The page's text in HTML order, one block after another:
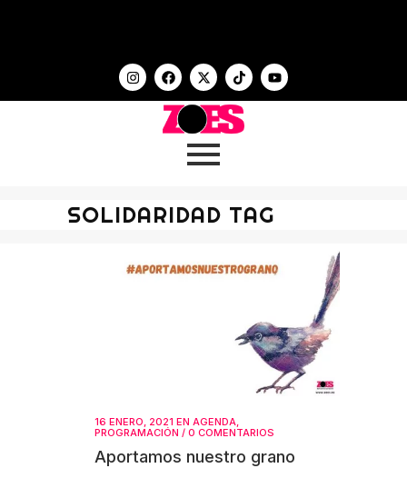
SOLIDARIDAD TAG
16 ENERO, 2021 EN AGENDA,
PROGRAMACIÓN / 0 COMENTARIOS
Aportamos nuestro grano